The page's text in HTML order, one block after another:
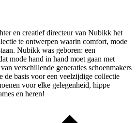
en creatief directeur van Nubikk het
te ontwerpen waarin comfort, mode
Nubikk was geboren: een
mode hand in hand moet gaan met
verschillende generaties schoenmakers
de basis voor een veelzijdige collectie
voor elke gelegenheid, hippe
en heren!